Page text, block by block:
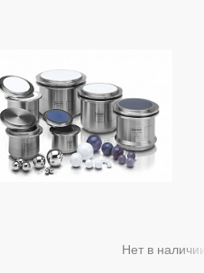
Нет в наличии